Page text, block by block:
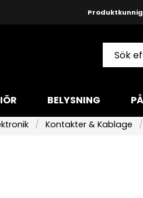
BELYSNING
Kontakter & Kablage